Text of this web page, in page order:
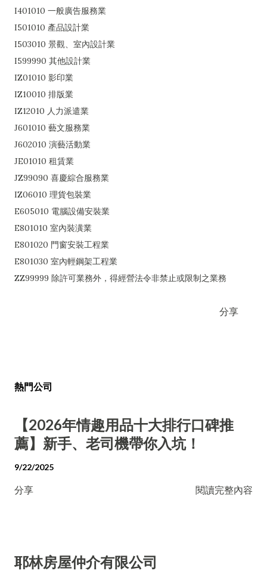
I401010 一般廣告服務業
I501010 產品設計業
I503010 景觀、室內設計業
I599990 其他設計業
IZ01010 影印業
IZ10010 排版業
IZ12010 人力派遣業
J601010 藝文服務業
J602010 演藝活動業
JE01010 租賃業
JZ99090 喜慶綜合服務業
IZ06010 理貨包裝業
E605010 電腦設備安裝業
E801010 室內裝潢業
E801020 門窗安裝工程業
E801030 室內輕鋼架工程業
ZZ99999 除許可業務外，得經營法令非禁止或限制之業務
分享
熱門公司
【2026年情趣用品十大排行口碑推
薦】新手、老司機帶你入坑！
9/22/2025
分享 閱讀完整內容
耶林房屋仲介有限公司